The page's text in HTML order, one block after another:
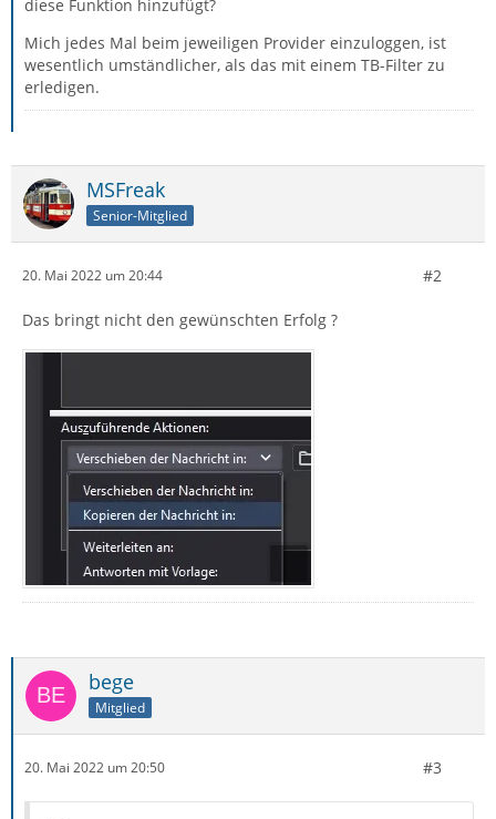
diese Funktion hinzufügt?
Mich jedes Mal beim jeweiligen Provider einzuloggen, ist
wesentlich umständlicher, als das mit einem TB-Filter zu
erledigen.
MSFreak
Senior-Mitglied
20. Mai 2022 um 20:44 #2
Das bringt nicht den gewünschten Erfolg ?
bege
Mitglied
20. Mai 2022 um 20:50 #3